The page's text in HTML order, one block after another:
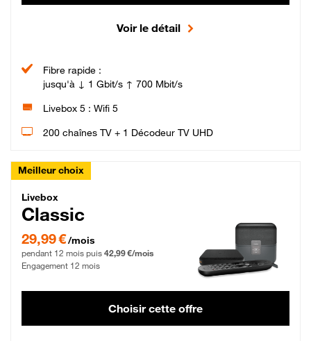
Voir le détail
Fibre rapide :
jusqu'à ↓ 1 Gbit/s ↑ 700 Mbit/s
Livebox 5 : Wifi 5
200 chaînes TV + 1 Décodeur TV UHD
Meilleur choix
Livebox Classic Fibre
Livebox
Classic
29,99 € par mois pendant 12 mois puis 42,99 € par mois, Engagement 12 mois
29,99 €/mois
pendant 12 mois puis 42,99 €/mois
Engagement 12 mois
Choisir cette offre